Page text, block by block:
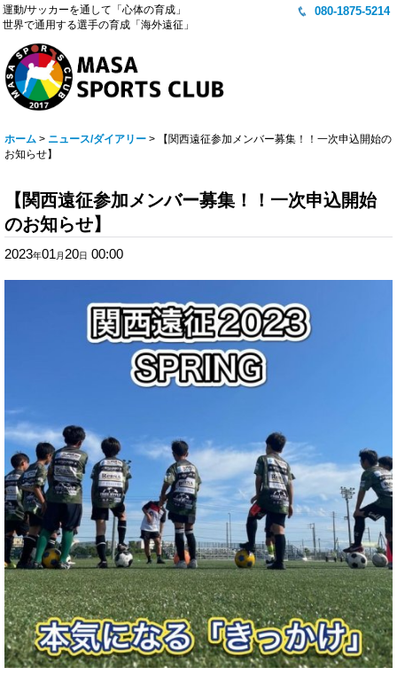
運動/サッカーを通して「心体の育成」
世界で通用する選手の育成「海外遠征」
080-1875-5214
ホーム > ニュース/ダイアリー >
【関西遠征参加メンバー募集！！一次申込開始の
お知らせ】
【関西遠征参加メンバー募集！！一次申込開始
のお知らせ】
2023年01月 20日 00:00